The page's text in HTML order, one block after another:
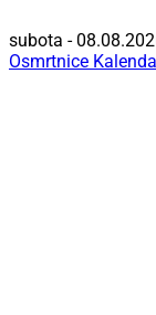
subota -
Osmrtnice